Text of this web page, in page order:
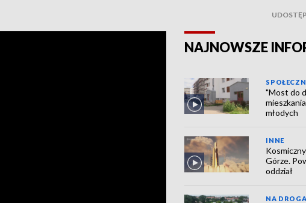
NAJNOWSZE
"Most do
młodych
INNE
Górze.
oddział
NA